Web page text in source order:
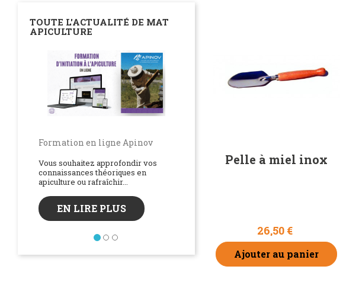
TOUTE L'ACTUALITÉ DE MAT
APICULTURE
Formation en ligne Apinov
Vous souhaitez approfondir vos
connaissances théoriques en
apiculture ou rafraîchir...
EN LIRE PLUS
comment utiliser les pâtes
protéinées sur vos colonies...
EN LIRE PLUS
Pelle à miel inox
26,50 €
Ajouter au panier